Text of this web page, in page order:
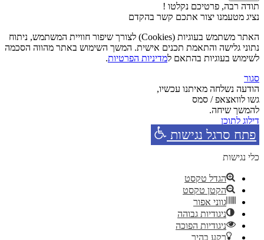
תודה רבה, פרטיכם נקלטו !
נציג מטעמנו יצור אתכם קשר בהקדם
האתר משתמש בעוגיות (Cookies) לצורך שיפור חוויית המשתמש, ניתוח
נתוני גלישה והתאמת תכנים אישית. המשך השימוש באתר מהווה הסכמה
לשימוש בעוגיות בהתאם למדיניות הפרטיות.
סגור
הודעה נשלחה מאיתנו עכשיו,
גשו לוואצאפ / סמס
להמשך שיחה.
דילוג לתוכן
פתח סרגל נגישות
כלי נגישות
הגדל טקסט
הקטן טקסט
גווני אפור
ניגודיות גבוהה
ניגודיות הפוכה
רקע בהיר